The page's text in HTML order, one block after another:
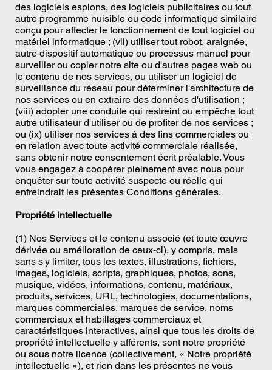
des logiciels espions, des logiciels publicitaires ou tout
autre programme nuisible ou code informatique similaire
conçu pour affecter le fonctionnement de tout logiciel ou
matériel informatique ; (vii) utiliser tout robot, araignée,
autre dispositif automatique ou processus manuel pour
surveiller ou copier notre site ou d'autres pages web ou
le contenu de nos services, ou utiliser un logiciel de
surveillance du réseau pour déterminer l'architecture de
nos services ou en extraire des données d'utilisation ;
(viii) adopter une conduite qui restreint ou empêche tout
autre utilisateur d'utiliser ou de profiter de nos services ;
ou (ix) utiliser nos services à des fins commerciales ou
en relation avec toute activité commerciale réalisée,
sans obtenir notre consentement écrit préalable. Vous
vous engagez à coopérer pleinement avec nous pour
enquêter sur toute activité suspecte ou réelle qui
enfreindrait les présentes Conditions générales.
Propriété intellectuelle
(1) Nos Services et le contenu associé (et toute œuvre
dérivée ou amélioration de ceux-ci), y compris, mais
sans s'y limiter, tous les textes, illustrations, fichiers,
images, logiciels, scripts, graphiques, photos, sons,
musique, vidéos, informations, contenu, matériaux,
produits, services, URL, technologies, documentations,
marques commerciales, marques de service, noms
commerciaux et habillages commerciaux et
caractéristiques interactives, ainsi que tous les droits de
propriété intellectuelle y afférents, sont notre propriété
ou sous notre licence (collectivement, « Notre propriété
intellectuelle »), et rien dans les présentes ne vous